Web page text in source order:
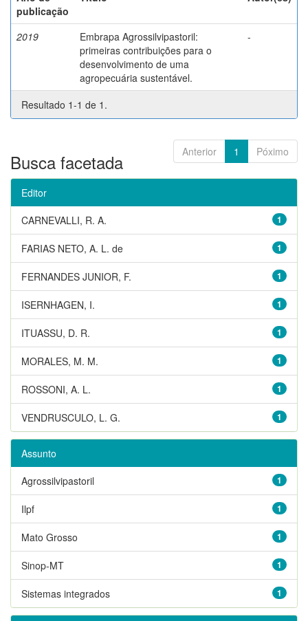
publicação
2019
Embrapa Agrossilvipastoril:
primeiras contribuições para o
desenvolvimento de uma
agropecuária sustentável.
-
Resultado 1-1 de 1.
Anterior 1 Póximo
Busca facetada
Editor
1
CARNEVALLI, R. A.
1
FARIAS NETO, A. L. de
1
FERNANDES JUNIOR, F.
1
ISERNHAGEN, I.
1
ITUASSU, D. R.
1
MORALES, M. M.
1
ROSSONI, A. L.
1
VENDRUSCULO, L. G.
Assunto
1
Agrossilvipastoril
1
Ilpf
1
Mato Grosso
1
Sinop-MT
1
Sistemas integrados